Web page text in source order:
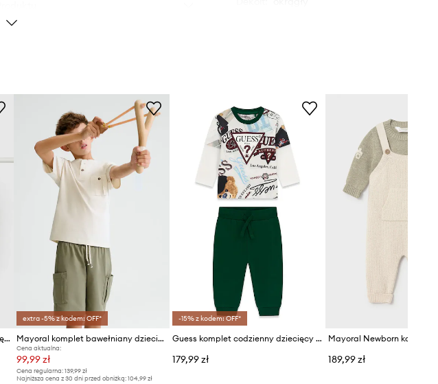
Mayoral Newborn komplet niemowlęcy 2-pack
extra -5% z kodem: OFF*
Mayoral komplet bawełniany dziecięcy
Cena aktualna:
99,99 zł
Cena regularna: 139,99 zł
Najniższa cena z 30 dni przed obniżką: 104,99 zł
-15% z kodem: OFF*
Guess komplet codzienny dziecięcy bawełniany
179,99 zł 189,99 zł